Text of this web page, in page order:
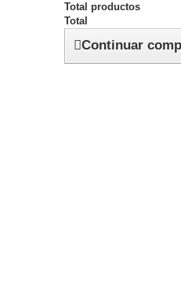
Total productos
Total
Continuar